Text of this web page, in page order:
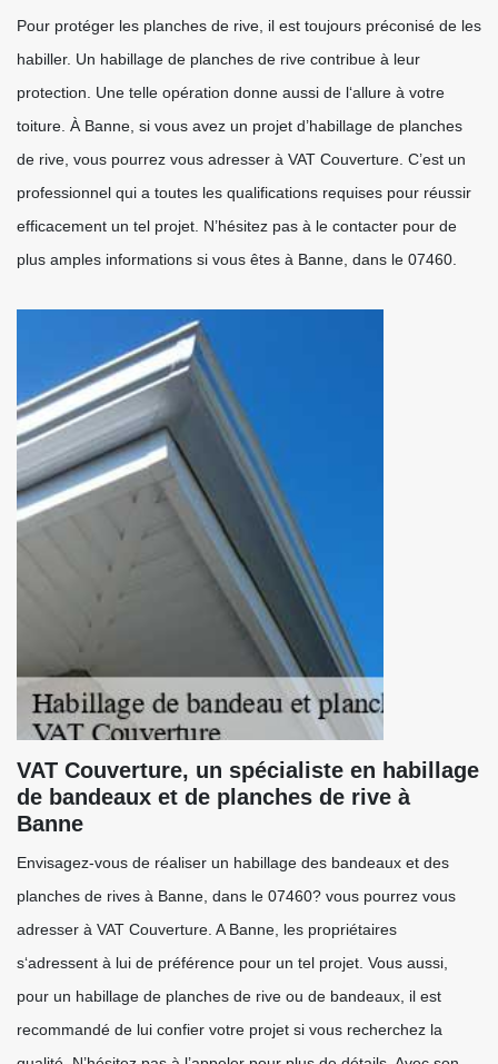
Pour protéger les planches de rive, il est toujours préconisé de les
habiller. Un habillage de planches de rive contribue à leur
protection. Une telle opération donne aussi de l‘allure à votre
toiture. À Banne, si vous avez un projet d’habillage de planches
de rive, vous pourrez vous adresser à VAT Couverture. C’est un
professionnel qui a toutes les qualifications requises pour réussir
efficacement un tel projet. N’hésitez pas à le contacter pour de
plus amples informations si vous êtes à Banne, dans le 07460.
VAT Couverture, un spécialiste en habillage
de bandeaux et de planches de rive à
Banne
Envisagez-vous de réaliser un habillage des bandeaux et des
planches de rives à Banne, dans le 07460? vous pourrez vous
adresser à VAT Couverture. A Banne, les propriétaires
s‘adressent à lui de préférence pour un tel projet. Vous aussi,
pour un habillage de planches de rive ou de bandeaux, il est
recommandé de lui confier votre projet si vous recherchez la